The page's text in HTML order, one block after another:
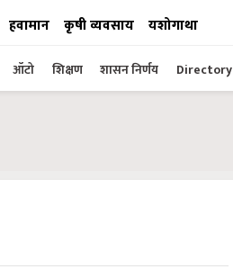
हवामान कृषी व्यवसाय यशोगाथा
ऑटो शिक्षण शासन निर्णय Directory